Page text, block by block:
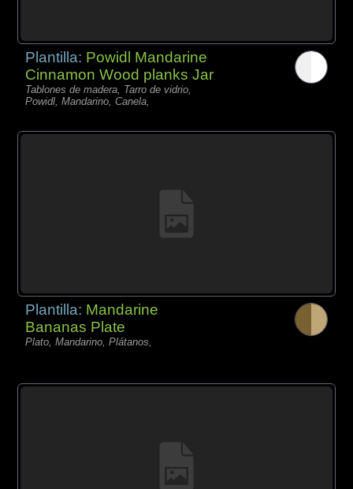
Plantilla: Powidl Mandarine
Cinnamon Wood planks Jar
Tablones de madera, Tarro de vidrio,
Powidl, Mandarino, Canela,
Plantilla: Mandarine
Bananas Plate
Plato, Mandarino, Plátanos,